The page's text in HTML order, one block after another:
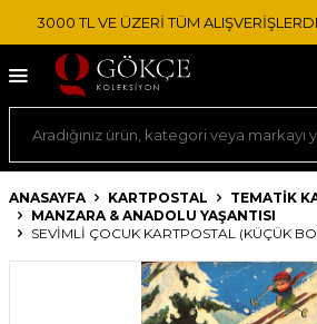
3000 TL VE ÜZERİ TÜM
ANASAYFA KARTPOSTAL
TEMATIK
MANZARA & ANADOLU YAŞANTISI
SEVIMLI ÇOCUK KARTPOSTAL (KÜÇÜK